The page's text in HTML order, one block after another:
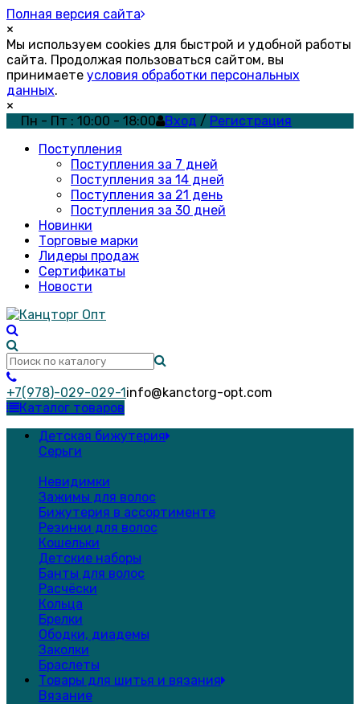
Полная версия сайта
×
Мы используем cookies для быстрой и удобной работы
сайта. Продолжая пользоваться сайтом, вы
принимаете условия обработки персональных
данных.
×
Пн - Пт : 10:00 - 18:00
Вход / Регистрация
Поступления
Поступления за 7 дней
Поступления за 14 дней
Поступления за 21 день
Поступления за 30 дней
Новинки
Торговые марки
Лидеры продаж
Сертификаты
Новости
+7(978)-029-029-1info@kanctorg-opt.com
Каталог товаров
Детская бижутерия
Серьги
Невидимки
Зажимы для волос
Бижутерия в ассортименте
Резинки для волос
Кошельки
Детские наборы
Банты для волос
Расчёски
Кольца
Брелки
Ободки, диадемы
Заколки
Браслеты
Товары для шитья и вязания
Вязание